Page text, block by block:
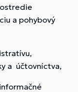
a pohybový
a účtovníctva,